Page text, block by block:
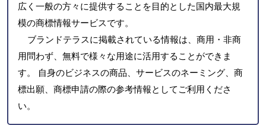
広く一般の方々に提供することを目的とした国内最大規
模の商標情報サービスです。
ブランドテラスに掲載されている情報は、商用・非商
用問わず、無料で様々な用途に活用することができま
す。 自身のビジネスの商品、サービスのネーミング、商
標出願、商標申請の際の参考情報としてご利用くださ
い。